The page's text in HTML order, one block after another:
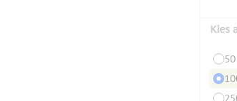
Kies
50